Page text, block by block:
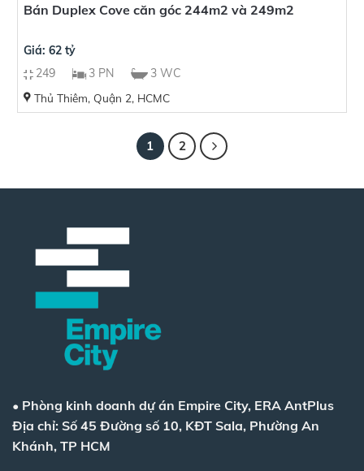
Bán Duplex Cove căn góc 244m2 và 249m2
Giá: 62 tỷ
249
3 PN 3 WC
Thủ Thiêm, Quận 2, HCMC
1 2
• Phòng kinh doanh dự án Empire City, ERA AntPlus
Địa chỉ: Số 45 Đường số 10, KĐT Sala, Phường An
Khánh, TP HCM